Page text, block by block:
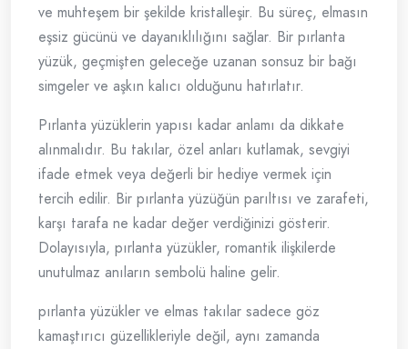
ve muhteşem bir şekilde kristalleşir. Bu süreç, elmasın
eşsiz gücünü ve dayanıklılığını sağlar. Bir pırlanta
yüzük, geçmişten geleceğe uzanan sonsuz bir bağı
simgeler ve aşkın kalıcı olduğunu hatırlatır.
Pırlanta yüzüklerin yapısı kadar anlamı da dikkate
alınmalıdır. Bu takılar, özel anları kutlamak, sevgiyi
ifade etmek veya değerli bir hediye vermek için
tercih edilir. Bir pırlanta yüzüğün parıltısı ve zarafeti,
karşı tarafa ne kadar değer verdiğinizi gösterir.
Dolayısıyla, pırlanta yüzükler, romantik ilişkilerde
unutulmaz anıların sembolü haline gelir.
pırlanta yüzükler ve elmas takılar sadece göz
kamaştırıcı güzellikleriyle değil, aynı zamanda